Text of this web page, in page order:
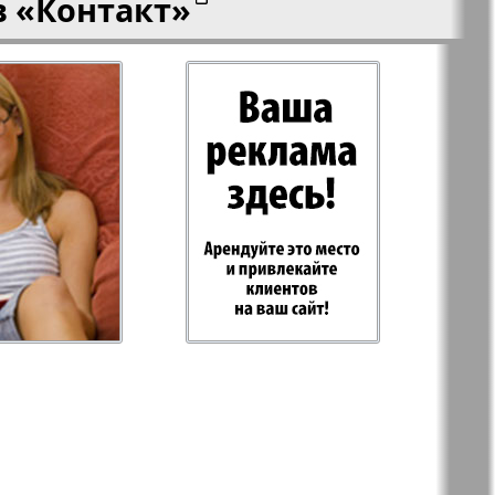
север Парус
PRO Women
Europe
West Регион
здоровья Heimat-Родина
«Контакт»